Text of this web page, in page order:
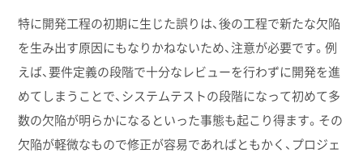
特に開発工程の初期に生じた誤りは、後の工程で新たな欠陥
を生み出す原因にもなりかねないため、注意が必要です。例
えば、要件定義の段階で十分なレビューを行わずに開発を進
めてしまうことで、システムテストの段階になって初めて多
数の欠陥が明らかになるといった事態も起こり得ます。その
欠陥が軽微なもので修正が容易であればともかく、プロジェ